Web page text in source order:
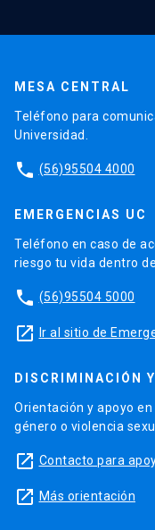
MESA CENTRAL
Teléfono para
Universidad.
phone (56)95504 4000
EMERGENCIAS UC
Teléfono en caso de
riesgo tu vida dentro
phone (56)95504 5000
launch Ir al sitio de
DISCRIMINACIÓN
Orientación y apoyo
género o violencia
launch Contacto para
launch Más orientación